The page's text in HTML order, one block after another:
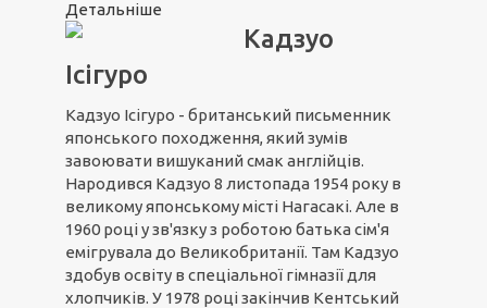
Детальніше
Кадзуо
Ісігуро
Кадзуо Ісігуро - британський письменник
японського походження, який зумів
завоювати вишуканий смак англійців.
Народився Кадзуо 8 листопада 1954 року в
великому японському місті Нагасакі. Але в
1960 році у зв'язку з роботою батька сім'я
емігрувала до Великобританії. Там Кадзуо
здобув освіту в спеціальної гімназії для
хлопчиків. У 1978 році закінчив Кентський